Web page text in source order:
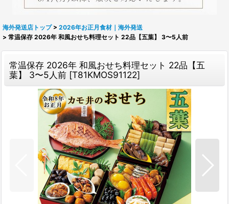
海外発送店トップ > 2026年お正月食材｜海外発送
> 常温保存 2026年 和風おせち料理セット 22品【五葉】 3〜5人前
常温保存 2026年 和風おせち料理セット 22品【五
葉】 3〜5人前 [T81KMOS91122]